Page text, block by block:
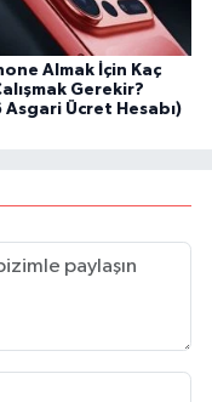
Almak İçin Kaç
Gerekir?
Asgari Ücret Hesabı)